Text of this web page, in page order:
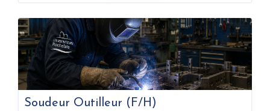
Soudeur Outilleur (F/H)